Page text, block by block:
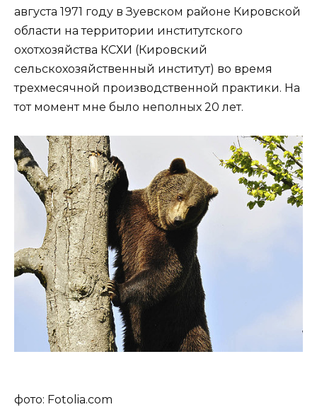
августа 1971 году в Зуевском районе Кировской
области на территории институтского
охотхозяйства КСХИ (Кировский
сельскохозяйственный институт) во время
трехмесячной производственной практики. На
тот момент мне было неполных 20 лет.
фото: Fotolia.com